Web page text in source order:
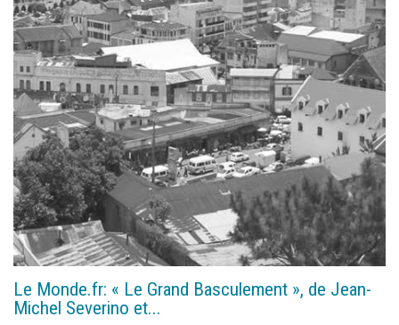
Le Monde.fr: « Le Grand Basculement », de Jean-
Michel Severino et...